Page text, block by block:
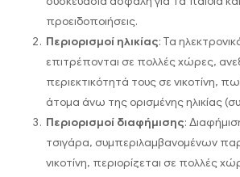
προειδοποιήσεις.
Περιορισμοί ηλικίας: Τα
επιτρέπονται σε πολλές χώρες,
περιεκτικότητά τους σε νικοτίνη,
άτομα άνω της ορισμένης ηλικίας
Περιορισμοί διαφήμισης:
τσιγάρα, συμπεριλαμβανομένων
νικοτίνη, περιορίζεται σε πολλές